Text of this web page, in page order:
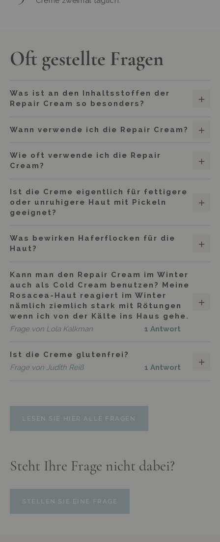
Oft gestellte Fragen
Was ist an den Inhaltsstoffen der
Repair Cream so besonders?
Wann verwende ich die Repair Cream?
Wie oft verwende ich die Repair
Cream?
Ist die Creme eigentlich für fettigere
oder unruhigere Haut mit Pickeln
geeignet?
Was bewirken Haferflocken für die
Haut?
Kann man den Repair Cream im Winter
auch als Cold Cream benutzen? Meine
Rosacea-Haut reagiert im Winter
nämlich ziemlich stark mit Rötungen
wenn ich von der Kälte ins Haus gehe.
Frage von Lola Kalkman
1 Antwort
Ist die Creme glutenfrei?
Frage von Judith Reiß
1 Antwort
LESEN SIE HIER ALLE FRAGEN
Steht Ihre Frage nicht dabei?
STELLEN SIE EINE FRAGE